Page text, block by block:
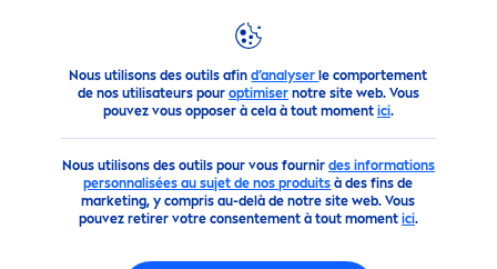
Nous utilisons des outils afind’analyser le comportement
de nos utilisateurs pour optimisernotre site web. Vous
pouvez vous opposer à cela à tout moment ici.
Nous utilisons des outils pour vous fournir des informations
personnalisées au sujet de nos produits à des fins de
marketing, y compris au-delà de notre site web. Vous
pouvez retirer votre consentement à tout moment ici.
(0)
ATOMISEUR DRY COMFORT